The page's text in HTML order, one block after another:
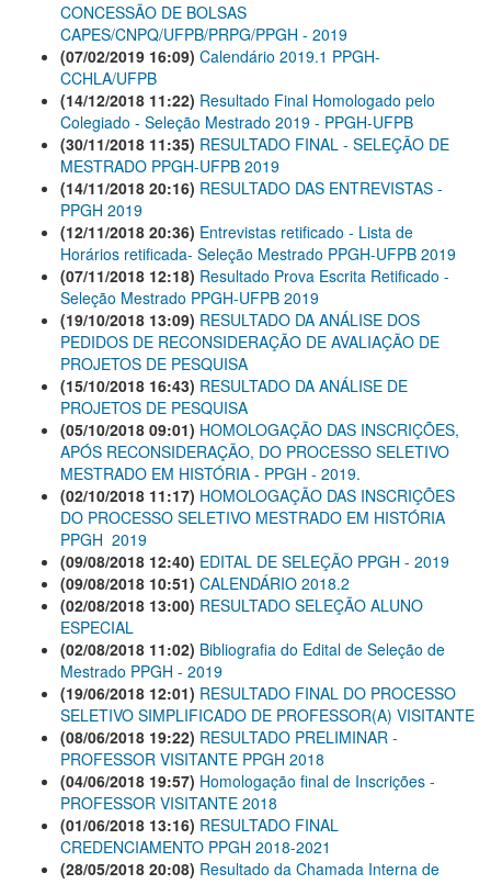
CONCESSÃO DE BOLSAS
CAPES/CNPQ/UFPB/PRPG/PPGH - 2019
(07/02/2019 16:09) Calendário 2019.1 PPGH-
CCHLA/UFPB
(14/12/2018 11:22) Resultado Final Homologado pelo
Colegiado - Seleção Mestrado 2019 - PPGH-UFPB
(30/11/2018 11:35) RESULTADO FINAL - SELEÇÃO DE
MESTRADO PPGH-UFPB 2019
(14/11/2018 20:16) RESULTADO DAS ENTREVISTAS -
PPGH 2019
(12/11/2018 20:36) Entrevistas retificado - Lista de
Horários retificada- Seleção Mestrado PPGH-UFPB 2019
(07/11/2018 12:18) Resultado Prova Escrita Retificado -
Seleção Mestrado PPGH-UFPB 2019
(19/10/2018 13:09) RESULTADO DA ANÁLISE DOS
PEDIDOS DE RECONSIDERAÇÃO DE AVALIAÇÃO DE
PROJETOS DE PESQUISA
(15/10/2018 16:43) RESULTADO DA ANÁLISE DE
PROJETOS DE PESQUISA
(05/10/2018 09:01) HOMOLOGAÇÃO DAS INSCRIÇÕES,
APÓS RECONSIDERAÇÃO, DO PROCESSO SELETIVO
MESTRADO EM HISTÓRIA - PPGH - 2019.
(02/10/2018 11:17) HOMOLOGAÇÃO DAS INSCRIÇÕES
DO PROCESSO SELETIVO MESTRADO EM HISTÓRIA 
PPGH  2019
(09/08/2018 12:40) EDITAL DE SELEÇÃO PPGH - 2019
(09/08/2018 10:51) CALENDÁRIO 2018.2
(02/08/2018 13:00) RESULTADO SELEÇÃO ALUNO
ESPECIAL
(02/08/2018 11:02) Bibliografia do Edital de Seleção de
Mestrado PPGH - 2019
(19/06/2018 12:01) RESULTADO FINAL DO PROCESSO
SELETIVO SIMPLIFICADO DE PROFESSOR(A) VISITANTE
(08/06/2018 19:22) RESULTADO PRELIMINAR -
PROFESSOR VISITANTE PPGH 2018
(04/06/2018 19:57) Homologação final de Inscrições -
PROFESSOR VISITANTE 2018
(01/06/2018 13:16) RESULTADO FINAL
CREDENCIAMENTO PPGH 2018-2021
(28/05/2018 20:08) Resultado da Chamada Interna de